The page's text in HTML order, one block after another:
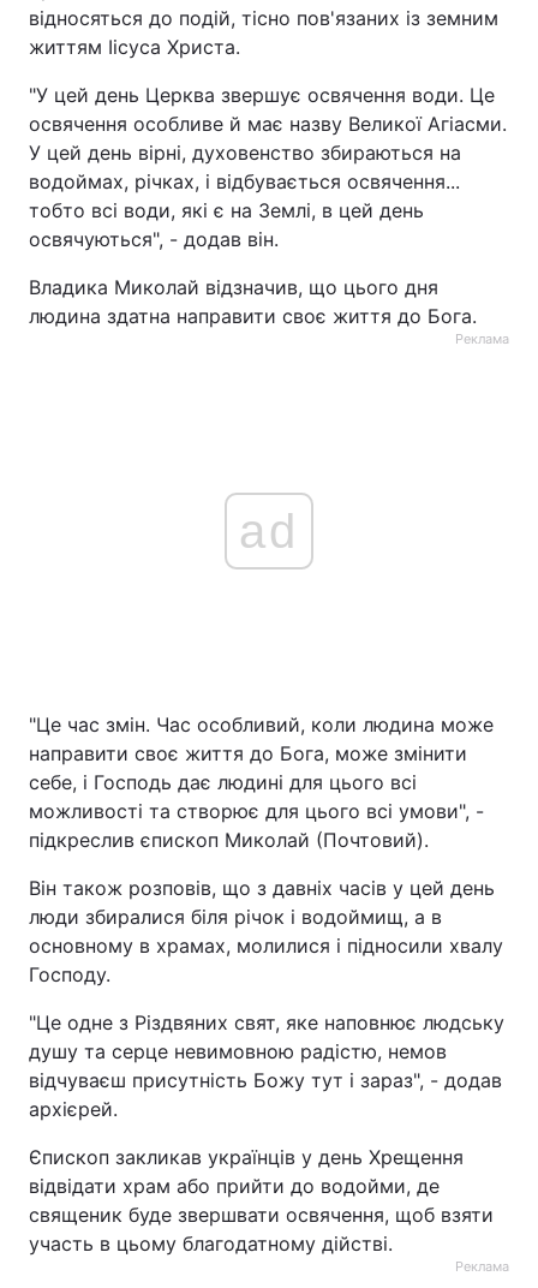
відносяться до подій, тісно пов'язаних із земним
життям Іісуса Христа.
"У цей день Церква звершує освячення води. Це
освячення особливе й має назву Великої Агіасми.
У цей день вірні, духовенство збираються на
водоймах, річках, і відбувається освячення...
тобто всі води, які є на Землі, в цей день
освячуються", - додав він.
Владика Миколай відзначив, що цього дня
людина здатна направити своє життя до Бога.
Реклама
ad
"Це час змін. Час особливий, коли людина може
направити своє життя до Бога, може змінити
себе, і Господь дає людині для цього всі
можливості та створює для цього всі умови", -
підкреслив єпископ Миколай (Почтовий).
Він також розповів, що з давніх часів у цей день
люди збиралися біля річок і водоймищ, а в
основному в храмах, молилися і підносили хвалу
Господу.
"Це одне з Різдвяних свят, яке наповнює людську
душу та серце невимовною радістю, немов
відчуваєш присутність Божу тут і зараз", - додав
архієрей.
Єпископ закликав українців у день Хрещення
відвідати храм або прийти до водойми, де
священик буде звершвати освячення, щоб взяти
участь в цьому благодатному дійстві.
Реклама